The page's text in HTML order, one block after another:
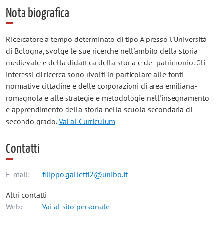
Nota biografica
Ricercatore a tempo determinato di tipo A presso l'Università
di Bologna, svolge le sue ricerche nell'ambito della storia
medievale e della didattica della storia e del patrimonio. Gli
interessi di ricerca sono rivolti in particolare alle fonti
normative cittadine e delle corporazioni di area emiliana-
romagnola e alle strategie e metodologie nell'insegnamento
e apprendimento della storia nella scuola secondaria di
secondo grado.Vai al Curriculum
Contatti
E-mail: filippo.galletti2@unibo.it
Altri contatti
Web:
Vai al sito personale